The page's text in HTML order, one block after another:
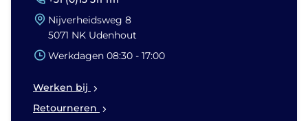
Nijverheidsweg 8
5071 NK Udenhout
Werkdagen 08:30 - 17:00
Werken bij
Retourneren